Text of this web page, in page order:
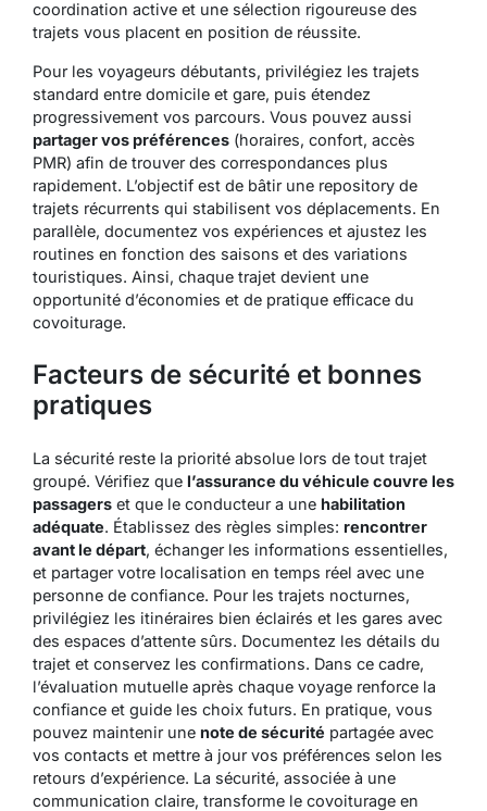
coordination active et une sélection rigoureuse des
trajets vous placent en position de réussite.
Pour les voyageurs débutants, privilégiez les trajets
standard entre domicile et gare, puis étendez
progressivement vos parcours. Vous pouvez aussi
partager vos préférences (horaires, confort, accès
PMR) afin de trouver des correspondances plus
rapidement. L’objectif est de bâtir une repository de
trajets récurrents qui stabilisent vos déplacements. En
parallèle, documentez vos expériences et ajustez les
routines en fonction des saisons et des variations
touristiques. Ainsi, chaque trajet devient une
opportunité d’économies et de pratique efficace du
covoiturage.
Facteurs de sécurité et bonnes
pratiques
La sécurité reste la priorité absolue lors de tout trajet
groupé. Vérifiez que l’assurance du véhicule couvre les
passagers et que le conducteur a une habilitation
adéquate. Établissez des règles simples: rencontrer
avant le départ, échanger les informations essentielles,
et partager votre localisation en temps réel avec une
personne de confiance. Pour les trajets nocturnes,
privilégiez les itinéraires bien éclairés et les gares avec
des espaces d’attente sûrs. Documentez les détails du
trajet et conservez les confirmations. Dans ce cadre,
l’évaluation mutuelle après chaque voyage renforce la
confiance et guide les choix futurs. En pratique, vous
pouvez maintenir une note de sécurité partagée avec
vos contacts et mettre à jour vos préférences selon les
retours d’expérience. La sécurité, associée à une
communication claire, transforme le covoiturage en